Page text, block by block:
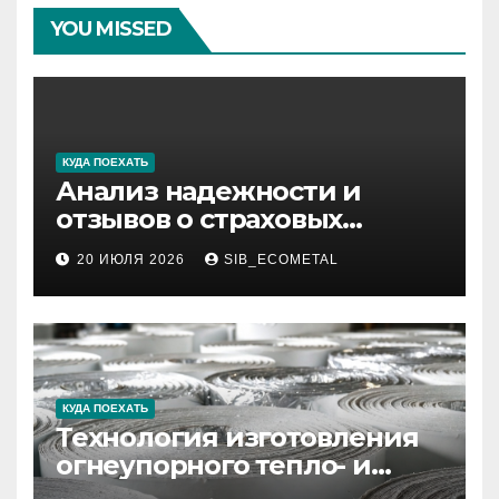
YOU MISSED
КУДА ПОЕХАТЬ
Анализ надежности и
отзывов о страховых
компаниях по итогам 2026
года
20 ИЮЛЯ 2026 SIB_ECOMETAL
КУДА ПОЕХАТЬ
Технология изготовления
огнеупорного тепло- и